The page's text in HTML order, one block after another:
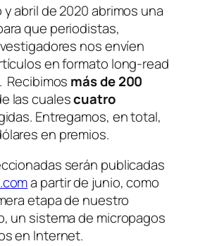
abril de 2020 abrimos una
que periodistas,
nos envíen
en formato long-read
Recibimos más de 200
las cualescuatro
Entregamos, en total,
en premios.
serán publicadas
a partir de junio, como
etapa de nuestro
un sistema de micropagos
en Internet.